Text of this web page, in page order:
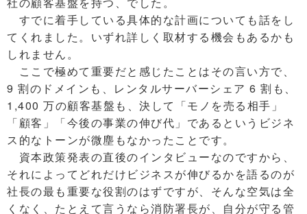
すでに着手している具体的な計画についても話をし
てくれました。いずれ詳しく取材する機会もあるかも
しれません。
ここで極めて重要だと感じたことはその言い方で、
9 割のドメインも、レンタルサーバーシェア 6 割も、
1,400 万の顧客基盤も、決して「モノを売る相手」
「顧客」「今後の事業の伸び代」であるというビジネ
ス的なトーンが微塵もなかったことです。
資本政策発表の直後のインタビューなのですから、
それによってどれだけビジネスが伸びるかを語るのが
社長の最も重要な役割のはずですが、そんな空気は全
くなく、たとえて言うなら消防署長が、自分が守る管